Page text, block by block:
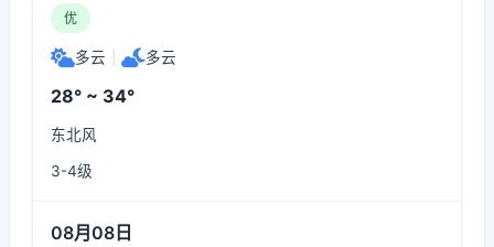
优
多云 多云
28° ~ 34°
东北风
3-4级
08月08日